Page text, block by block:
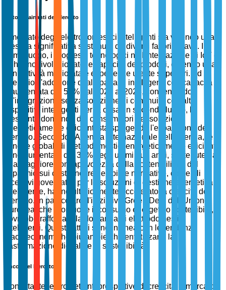
Fattori Trainanti del Mercato
Il mercato degli elettrodomestici intelligenti sta vivendo una
crescita significativa sostenuta da diversi fattori chiave. In
primo luogo, i progressi tecnologici nell'integrazione di IoT e
AI hanno rivoluzionato le capacità dei prodotti, offrendo una
connettività migliorata e esperienze utente superiori. Ad
esempio, l'adozione di altoparlanti intelligenti con capacità AI
è aumentata del 50% dal 2021 al 2023, consentendo
un'integrazione senza soluzione di continuità con altri
dispositivi intelligenti per la casa. In secondo luogo, la
crescente domanda dei consumatori per soluzioni
energeticamente efficienti sta spingendo l'espansione del
mercato. Secondo l'Agenzia Internazionale dell'Energia, le
vendite globali di elettrodomestici energeticamente efficienti
sono aumentate del 35% negli ultimi due anni, sostenute da
una maggiore consapevolezza della sostenibilità e del
risparmio sui costi. Inoltre, le spinte normative, come gli
incentivi governativi per le soluzioni di gestione energetica
intelligente, hanno ulteriormente accelerato la crescita del
mercato. In particolare, l'iniziativa Green Deal dell'Unione
Europea, che promuove il consumo energetico sostenibile,
dovrebbe rafforzare la domanda di elettrodomestici
intelligenti. Questi fattori sono in linea con le tendenze
macroeconomiche più ampie che enfatizzano la
trasformazione digitale e la sostenibilità.
Vincoli del Mercato
Nonostante le promettenti prospettive di crescita, il mercato